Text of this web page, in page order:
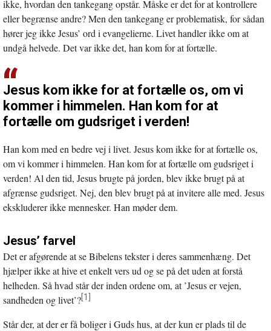
ikke, hvordan den tankegang opstår. Måske er det for at kontrollere
eller begrænse andre? Men den tankegang er problematisk, for sådan
hører jeg ikke Jesus’ ord i evangelierne. Livet handler ikke om at
undgå helvede. Det var ikke det, han kom for at fortælle.
Jesus kom ikke for at fortælle os, om vi
kommer i himmelen. Han kom for at
fortælle om gudsriget i verden!
Han kom med en bedre vej i livet. Jesus kom ikke for at fortælle os,
om vi kommer i himmelen. Han kom for at fortælle om gudsriget i
verden! Al den tid, Jesus brugte på jorden, blev ikke brugt på at
afgrænse gudsriget. Nej, den blev brugt på at invitere alle med. Jesus
ekskluderer ikke mennesker. Han møder dem.
Jesus’ farvel
Det er afgørende at se Bibelens tekster i deres sammenhæng. Det
hjælper ikke at hive et enkelt vers ud og se på det uden at forstå
helheden. Så hvad står der inden ordene om, at ’Jesus er vejen,
sandheden og livet’?[1]
Står der, at der er få boliger i Guds hus, at der kun er plads til de